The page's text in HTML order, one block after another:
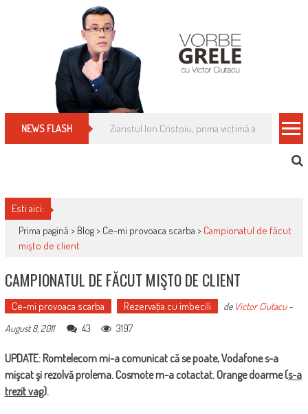
NEWS FLASH Cum îți schimbi, rapid, gratuit și eficient,
Esti aici:
Prima pagină > Blog> Ce-mi provoaca scarba > Campionatul de făcut
mişto de client
CAMPIONATUL DE FĂCUT MIŞTO DE CLIENT
Ce-mi provoaca scarba Rezervaţia cu imbecili de Victor Ciutacu-
August 8, 2011
43 3197
UPDATE: Romtelecom mi-a comunicat că se poate, Vodafone s-a
mişcat şi rezolvă prolema. Cosmote m-a cotactat. Orange doarme (s-a
trezit vag).